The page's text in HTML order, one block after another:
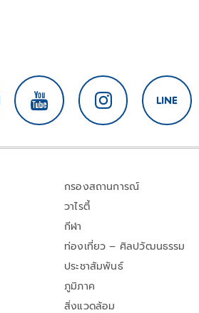
กรองสถานการณ์
วาไรตี้
กีฬา
ท่องเที่ยว – ศิลปวัฒนธรรม
ประชาสัมพันธ์
ภูมิภาค
สิ่งแวดล้อม